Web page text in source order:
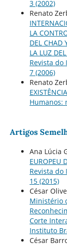
3 (2002)
Renato
LA
DEL CHAD
LA LUZ
Revista
7 (2006)
Renato
EXISTÊNCIA
Humanos:
Artigos
Ana Lúcia
EUROPEU
Revista
15 (2015)
César
Ministério
Corte
Instituto
César